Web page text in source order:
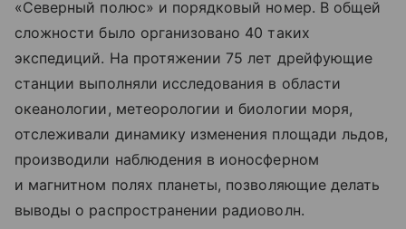
«Северный полюс» и порядковый номер. В общей
сложности было организовано 40 таких
экспедиций. На протяжении 75 лет дрейфующие
станции выполняли исследования в области
океанологии, метеорологии и биологии моря,
отслеживали динамику изменения площади льдов,
производили наблюдения в ионосферном
и магнитном полях планеты, позволяющие делать
выводы о распространении радиоволн.